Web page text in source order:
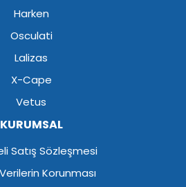
Harken
Osculati
Lalizas
X-Cape
Vetus
KURUMSAL
Satış Sözleşmesi
Korunması